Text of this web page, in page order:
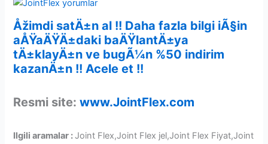
Åžimdi satÄ±n al !! Daha fazla bilgi iÃ§in
aÅŸaÄŸÄ±daki baÄŸlantÄ±ya
tÄ±klayÄ±n ve bugÃ¼n %50 indirim
kazanÄ±n !! Acele et !!
Resmi site:www.JointFlex.com
Ilgili aramalar : Joint Flex,Joint Flex jel,Joint Flex Fiyat,Joint